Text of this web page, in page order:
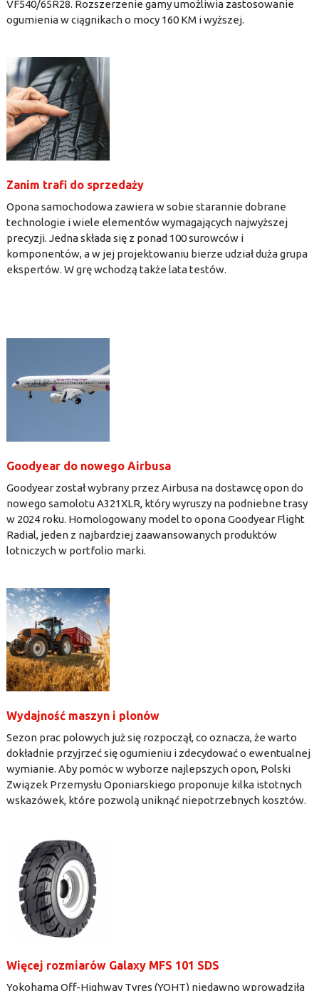
VF540/65R28. Rozszerzenie gamy umożliwia zastosowanie
ogumienia w ciągnikach o mocy 160 KM i wyższej.
Zanim trafi do sprzedaży
Opona samochodowa zawiera w sobie starannie dobrane
technologie i wiele elementów wymagających najwyższej
precyzji. Jedna składa się z ponad 100 surowców i
komponentów, a w jej projektowaniu bierze udział duża grupa
ekspertów. W grę wchodzą także lata testów.
Goodyear do nowego Airbusa
Goodyear został wybrany przez Airbusa na dostawcę opon do
nowego samolotu A321XLR, który wyruszy na podniebne trasy
w 2024 roku. Homologowany model to opona Goodyear Flight
Radial, jeden z najbardziej zaawansowanych produktów
lotniczych w portfolio marki.
Wydajność maszyn i plonów
Sezon prac polowych już się rozpoczął, co oznacza, że warto
dokładnie przyjrzeć się ogumieniu i zdecydować o ewentualnej
wymianie. Aby pomóc w wyborze najlepszych opon, Polski
Związek Przemysłu Oponiarskiego proponuje kilka istotnych
wskazówek, które pozwolą uniknąć niepotrzebnych kosztów.
Więcej rozmiarów Galaxy MFS 101 SDS
Yokohama Off-Highway Tyres (YOHT) niedawno wprowadziła